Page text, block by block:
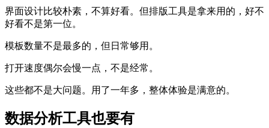
界面设计比较朴素，不算好看。但排版工具是拿来用的，好不
好看不是第一位。
模板数量不是最多的，但日常够用。
打开速度偶尔会慢一点，不是经常。
这些都不是大问题。用了一年多，整体体验是满意的。
数据分析工具也要有